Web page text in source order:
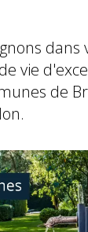
dans
vie
de